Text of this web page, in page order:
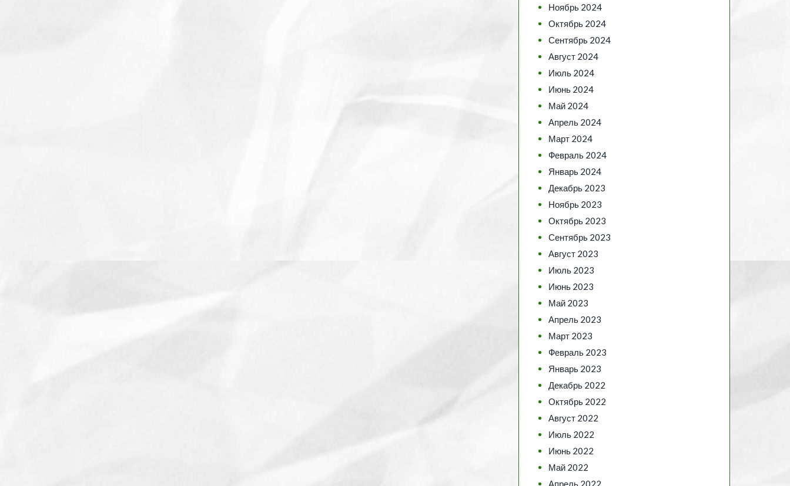
Ноябрь 2024
Октябрь 2024
Сентябрь 2024
Август 2024
Июль 2024
Июнь 2024
Май 2024
Апрель 2024
Март 2024
Февраль 2024
Январь 2024
Декабрь 2023
Ноябрь 2023
Октябрь 2023
Сентябрь 2023
Август 2023
Июль 2023
Июнь 2023
Май 2023
Апрель 2023
Март 2023
Февраль 2023
Январь 2023
Декабрь 2022
Октябрь 2022
Август 2022
Июль 2022
Июнь 2022
Май 2022
Апрель 2022